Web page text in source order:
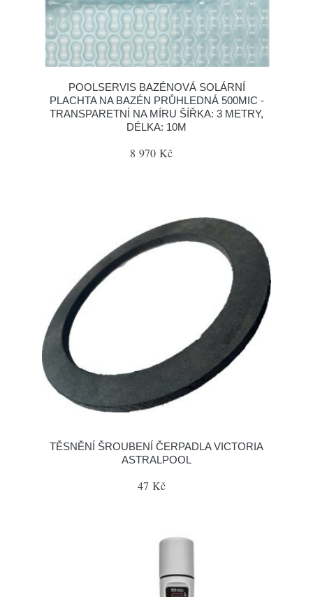
POOLSERVIS BAZÉNOVÁ SOLÁRNÍ
PLACHTA NA BAZÉN PRŮHLEDNÁ 500MIC -
TRANSPARETNÍ NA MÍRU ŠÍŘKA: 3 METRY,
DÉLKA: 10M
8 970 Kč
TĚSNĚNÍ ŠROUBENÍ ČERPADLA VICTORIA
ASTRALPOOL
47 Kč